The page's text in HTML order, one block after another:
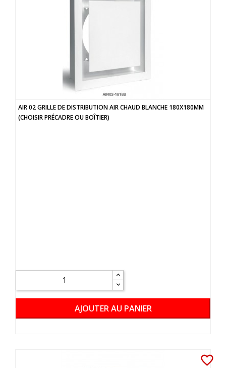
AIR 02 GRILLE DE DISTRIBUTION AIR CHAUD BLANCHE 180X180MM
(CHOISIR PRÉCADRE OU BOÎTIER)
AJOUTER AU PANIER
favorite_border